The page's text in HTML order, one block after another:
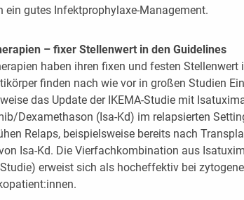
ein gutes Infektprophylaxe-Management.
– fixer Stellenwert in den Guidelines
haben ihren fixen und festen Stellenwert
finden nach wie vor in großen Studien
das Update der IKEMA-Studie mit
Dexamethason (Isa-Kd) im relapsierten
Relaps, beispielsweise bereits nach
Isa-Kd. Die Vierfachkombination aus
erweist sich als hocheffektiv bei